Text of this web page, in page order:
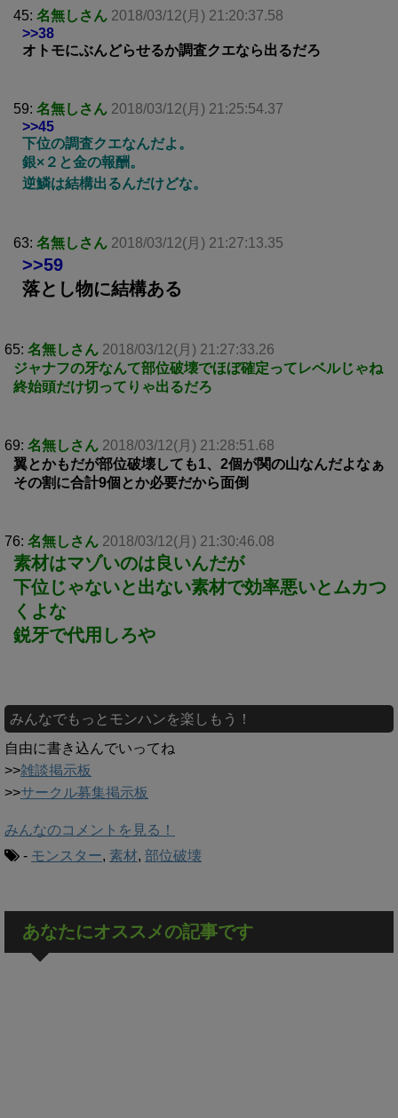
45: 名無しさん 2018/03/12(月) 21:20:37.58
>>38
オトモにぶんどらせるか調査クエなら出るだろ
59: 名無しさん 2018/03/12(月) 21:25:54.37
>>45
下位の調査クエなんだよ。
銀×２と金の報酬。
逆鱗は結構出るんだけどな。
63: 名無しさん 2018/03/12(月) 21:27:13.35
>>59
落とし物に結構ある
65: 名無しさん 2018/03/12(月) 21:27:33.26
ジャナフの牙なんて部位破壊でほぼ確定ってレベルじゃね
終始頭だけ切ってりゃ出るだろ
69: 名無しさん 2018/03/12(月) 21:28:51.68
翼とかもだが部位破壊しても1、2個が関の山なんだよなぁ
その割に合計9個とか必要だから面倒
76: 名無しさん 2018/03/12(月) 21:30:46.08
素材はマゾいのは良いんだが
下位じゃないと出ない素材で効率悪いとムカつ
くよな
鋭牙で代用しろや
みんなでもっとモンハンを楽しもう！
自由に書き込んでいってね
>>雑談掲示板
>>サークル募集掲示板
みんなのコメントを見る！
- モンスター, 素材, 部位破壊
あなたにオススメの記事です